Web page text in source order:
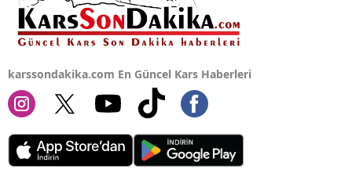
Osmaniye
karssondakika.com En Güncel Kars Haberleri